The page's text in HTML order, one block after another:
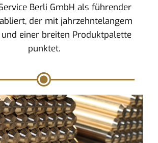
Berli GmbH als führender
der mit jahrzehntelangem
einer breiten Produktpalette
punktet.